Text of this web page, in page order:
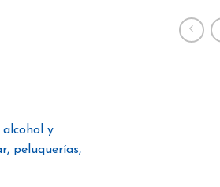
y
peluquerías,